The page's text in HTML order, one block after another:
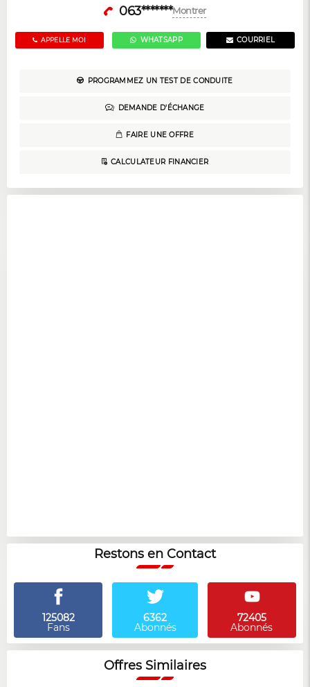
063*******Montrer
APPELLE MOI COURRIEL
WHATSAPP
PROGRAMMEZ UN TEST DE CONDUITE
DEMANDE D'ÉCHANGE
FAIRE UNE OFFRE
CALCULATEUR FINANCIER
Restons en Contact
125082
Fans
6362
Abonnés
72405
Abonnés
Offres Similaires